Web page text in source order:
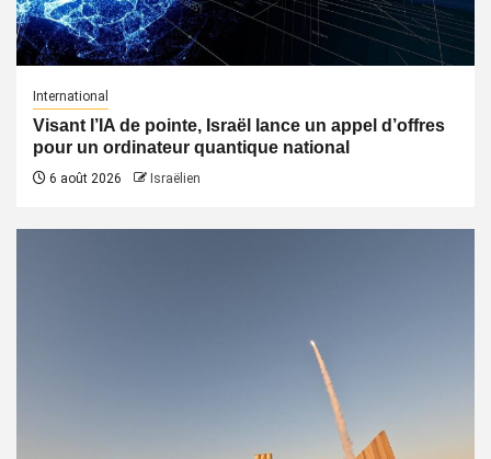
International
Visant l’IA de pointe, Israël lance un appel d’offres
pour un ordinateur quantique national
6 août 2026 Israëlien